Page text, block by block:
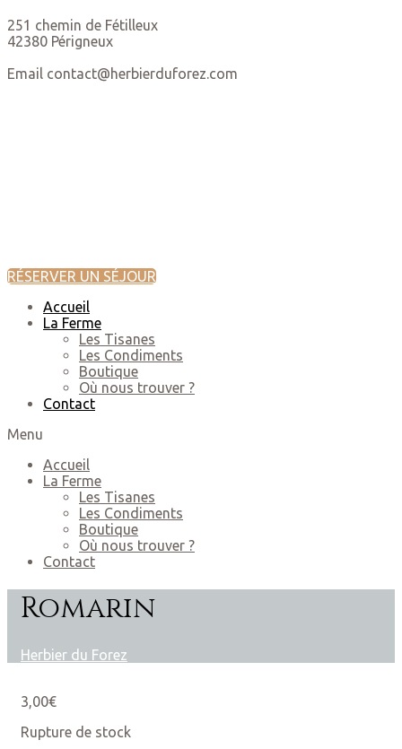
251 chemin de Fétilleux
42380 Périgneux
Email contact@herbierduforez.com
RÉSERVER UN SÉJOUR
Accueil
La Ferme
Les Tisanes
Les Condiments
Boutique
Où nous trouver ?
Contact
Menu
Accueil
La Ferme
Les Tisanes
Les Condiments
Boutique
Où nous trouver ?
Contact
Romarin
Herbier du Forez
3,00€
Rupture de stock